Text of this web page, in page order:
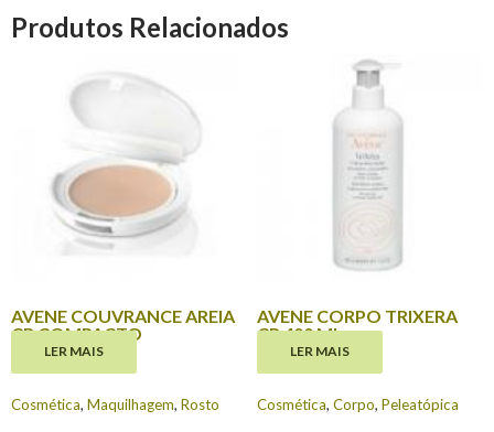
Produtos Relacionados
AVENE COUVRANCE AREIA
CR COMPACTO
20.60
LER MAIS
Cosmética, Maquilhagem, Rosto
AVENE CORPO TRIXERA
CR 400 ML
25.50
LER MAIS
Cosmética, Corpo, Peleatópica